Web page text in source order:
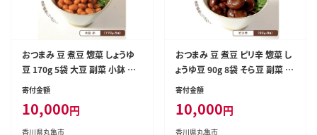
おつまみ 豆 煮豆 惣菜 しょうゆ
豆 170g 5袋 大豆 副菜 小鉢 お
かず 豆類 しょうゆ 豆 郷土料理
み 肴 酒 ビール 日本酒 四国 讃
岐 香川県 丸亀市
寄付金額
10,000円
香川県丸亀市
おつまみ 豆 煮豆 ピリ辛 惣菜 し
ょうゆ豆 90g 8袋 そら豆 副菜 小
鉢 おかず 豆類 しょうゆ 豆 唐辛
ギフト 白米 おにぎり つまみ 肴
酒 ビール 日本酒 四国 讃岐 香
寄付金額
10,000円
香川県丸亀市